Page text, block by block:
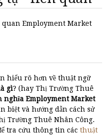
Employment Market
hiểu rõ hơn về thuật ngữ
gì? (hay Thị Trường Thuê
nghĩa Employment Market
biệt và hướng dẫn cách sử
Trường Thuê Nhân Công.
tra cứu thông tin các thuật